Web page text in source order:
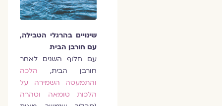
שינויים בהרגלי הטבילה,
עם חורבן הבית
עם חלוף השנים לאחר
חורבן הבית,
הלכה
והתמעטה השמירה על
הלכות טומאה וטהרה